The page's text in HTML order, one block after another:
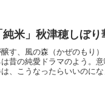
米」秋津穂しぼり
す、風の森（かぜのもり
昔の純愛ドラマのよう。意
、こうなったらいいのに